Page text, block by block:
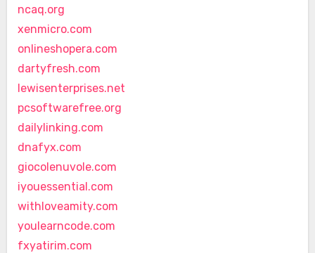
ncaq.org
xenmicro.com
onlineshopera.com
dartyfresh.com
lewisenterprises.net
pcsoftwarefree.org
dailylinking.com
dnafyx.com
giocolenuvole.com
iyouessential.com
withloveamity.com
youlearncode.com
fxyatirim.com